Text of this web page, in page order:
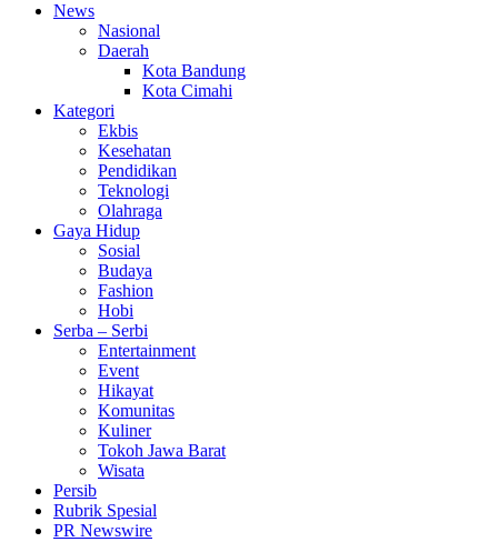
News
Nasional
Daerah
Kota Bandung
Kota Cimahi
Kategori
Ekbis
Kesehatan
Pendidikan
Teknologi
Olahraga
Gaya Hidup
Sosial
Budaya
Fashion
Hobi
Serba – Serbi
Entertainment
Event
Hikayat
Komunitas
Kuliner
Tokoh Jawa Barat
Wisata
Persib
Rubrik Spesial
PR Newswire